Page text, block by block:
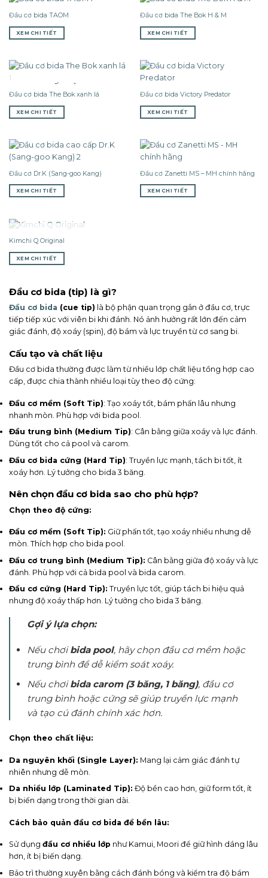
Đầu cơ bida TAOM
XEM CHI TIẾT
Đầu cơ bida The Bok H & M
XEM CHI TIẾT
Đầu cơ bida The Bok xanh lá
XEM CHI TIẾT
Đầu cơ bida Victory Predator
XEM CHI TIẾT
Đầu cơ Dr.K (Sang-goo Kang)
XEM CHI TIẾT
Đầu cơ Zanetti MS – MH chính hãng
XEM CHI TIẾT
HẾT HÀNG
Kimchi Q Original
XEM CHI TIẾT
Đầu cơ bida (tip) là gì?
Đầu cơ bida (cue tip) là bộ phận quan trọng gắn ở đầu cơ, trực
tiếp tiếp xúc với viên bi khi đánh. Nó ảnh hưởng rất lớn đến cảm
giác đánh, độ xoáy (spin), độ bám và lực truyền từ cơ sang bi.
Cấu tạo và chất liệu
Đầu cơ bida thường được làm từ nhiều lớp chất liệu tổng hợp cao
cấp, được chia thành nhiều loại tùy theo độ cứng:
Đầu cơ mềm (Soft Tip): Tạo xoáy tốt, bám phấn lâu nhưng
nhanh mòn. Phù hợp với bida pool.
Đầu trung bình (Medium Tip): Cân bằng giữa xoáy và lực đánh.
Dùng tốt cho cả pool và carom.
Đầu cơ bida cứng (Hard Tip): Truyền lực mạnh, tách bi tốt, ít
xoáy hơn. Lý tưởng cho bida 3 băng.
Nên chọn đầu cơ bida sao cho phù hợp?
Chọn theo độ cứng:
Đầu cơ mềm (Soft Tip): Giữ phấn tốt, tạo xoáy nhiều nhưng dễ
mòn. Thích hợp cho bida pool.
Đầu cơ trung bình (Medium Tip): Cân bằng giữa độ xoáy và lực
đánh. Phù hợp với cả bida pool và bida carom.
Đầu cơ cứng (Hard Tip): Truyền lực tốt, giúp tách bi hiệu quả
nhưng độ xoáy thấp hơn. Lý tưởng cho bida 3 băng.
Gợi ý lựa chọn:
Nếu chơibida pool, hãy chọn đầu cơ mềm hoặc
trung bình để dễ kiểm soát xoáy.
Nếu chơibida carom (3 băng, 1 băng), đầu cơ
trung bình hoặc cứng sẽ giúp truyền lực mạnh
và tạo cú đánh chính xác hơn.
Chọn theo chất liệu:
Da nguyên khối (Single Layer): Mang lại cảm giác đánh tự
nhiên nhưng dễ mòn.
Da nhiều lớp (Laminated Tip): Độ bền cao hơn, giữ form tốt, ít
bị biến dạng trong thời gian dài.
Cách bảo quản đầu cơ bida để bền lâu:
Sử dụng đầu cơ nhiều lớp như Kamui, Moori để giữ hình dáng lâu
hơn, ít bị biến dạng.
Bảo trì thường xuyên bằng cách đánh bóng và kiểm tra độ bám